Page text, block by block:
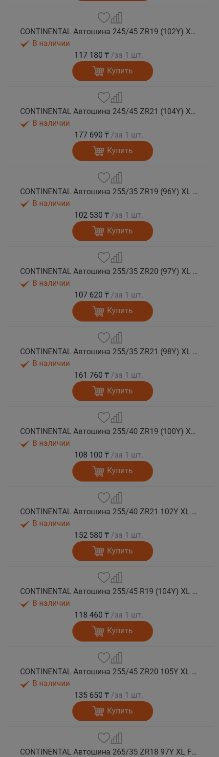
CONTINENTAL Автошина 245/45 ZR19 (102Y) XL FR SportContact 7 лето
В наличии
117 180 ₸ /за 1 шт.
Купить
CONTINENTAL Автошина 245/45 ZR21 (104Y) XL FR SportContact 7 лето
В наличии
177 690 ₸ /за 1 шт.
Купить
CONTINENTAL Автошина 255/35 ZR19 (96Y) XL FR SportContact 7 лето
В наличии
102 530 ₸ /за 1 шт.
Купить
CONTINENTAL Автошина 255/35 ZR20 (97Y) XL FR SportContact 7 лето
В наличии
107 620 ₸ /за 1 шт.
Купить
CONTINENTAL Автошина 255/35 ZR21 (98Y) XL FR SportContact 7 лето
В наличии
161 760 ₸ /за 1 шт.
Купить
CONTINENTAL Автошина 255/40 ZR19 (100Y) XL FR SportContact 7 лето
В наличии
108 100 ₸ /за 1 шт.
Купить
CONTINENTAL Автошина 255/40 ZR21 102Y XL FR SportContact 7 лето
В наличии
152 580 ₸ /за 1 шт.
Купить
CONTINENTAL Автошина 255/45 R19 (104Y) XL FR SportContact 7 лето
В наличии
118 460 ₸ /за 1 шт.
Купить
CONTINENTAL Автошина 255/45 ZR20 105Y XL FR SportContact 7 лето
В наличии
135 650 ₸ /за 1 шт.
Купить
CONTINENTAL Автошина 265/35 ZR18 97Y XL FR SportContact 7 лето